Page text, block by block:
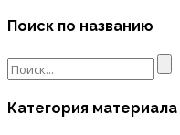
Поиск по названию
Search
for:
Категория материала